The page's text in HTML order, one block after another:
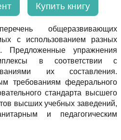
Купить книгу
общеразвивающих
с использованием разных
упражнения
в соответствии с
их составления.
требованиям федерального
стандарта высшего
высших учебных заведений,
и педагогическим